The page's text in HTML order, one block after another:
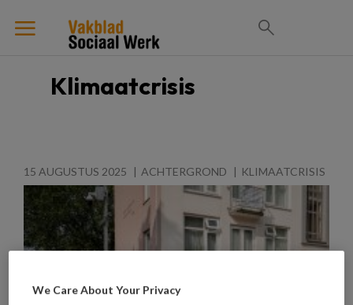
Klimaatcrisis
15 AUGUSTUS 2025 ACHTERGROND KLIMAATCRISIS
We Care About Your Privacy